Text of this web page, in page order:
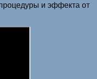
и эффекта от